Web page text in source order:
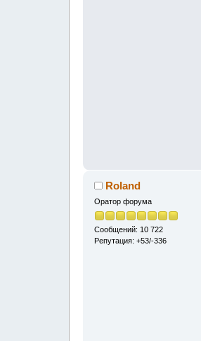
Roland
Оратор форума
Сообщений: 10 722
Репутация: +53/-336